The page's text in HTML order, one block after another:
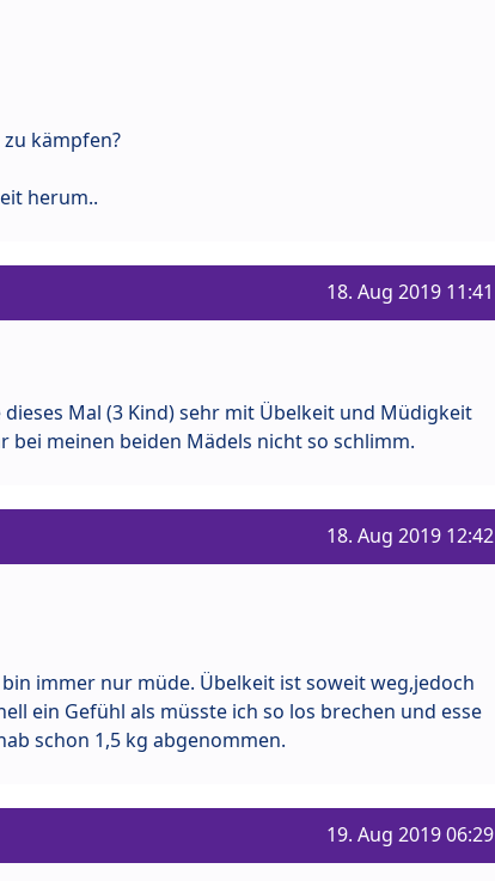
kämpfen?
herum..
18. Aug 2019 11:41
dieses Mal (3 Kind) sehr mit Übelkeit und Müdigkeit
bei meinen beiden Mädels nicht so schlimm.
18. Aug 2019 12:42
bin immer nur müde. Übelkeit ist soweit weg,jedoch
ein Gefühl als müsste ich so los brechen und esse
schon 1,5 kg abgenommen.
19. Aug 2019 06:29